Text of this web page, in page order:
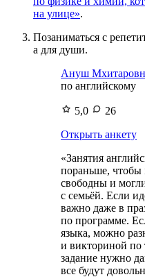
на улице».
Позаниматься с
а для души.
Ануш
по английскому
5,0
26
Открыть анкету
«Занятия
пораньше, чтобы
свободны и
с семьёй. Если
важно даже в
по программе.
языка, можно
и викториной по
задание нужно
все будут